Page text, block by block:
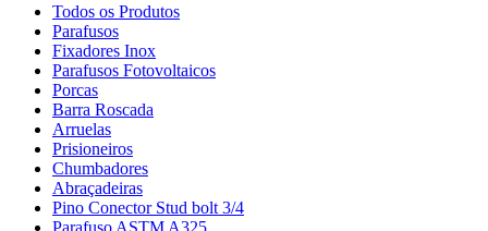
Todos os Produtos
Parafusos
Fixadores Inox
Parafusos Fotovoltaicos
Porcas
Barra Roscada
Arruelas
Prisioneiros
Chumbadores
Abraçadeiras
Pino Conector Stud bolt 3/4
Parafuso ASTM A325